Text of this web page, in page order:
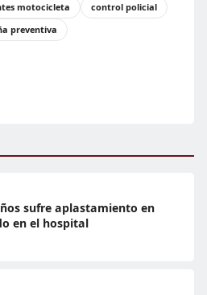
motocicleta
control policial
preventiva
sufre aplastamiento en
en el hospital